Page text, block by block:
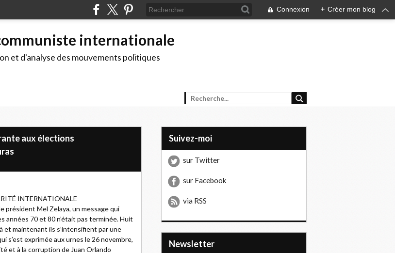
Connexion + Créer mon blog
internationale
et d'analyse des mouvements politiques
aux élections
INTERNATIONALE
président Mel Zelaya, un message qui
années 70 et 80 n’était pas terminée. Huit
et maintenant ils s’intensifient par une
s’est exprimée aux urnes le 26 novembre,
et à la corruption de Juan Orlando
Suivez-moi
sur Twitter
sur Facebook
via RSS
Newsletter